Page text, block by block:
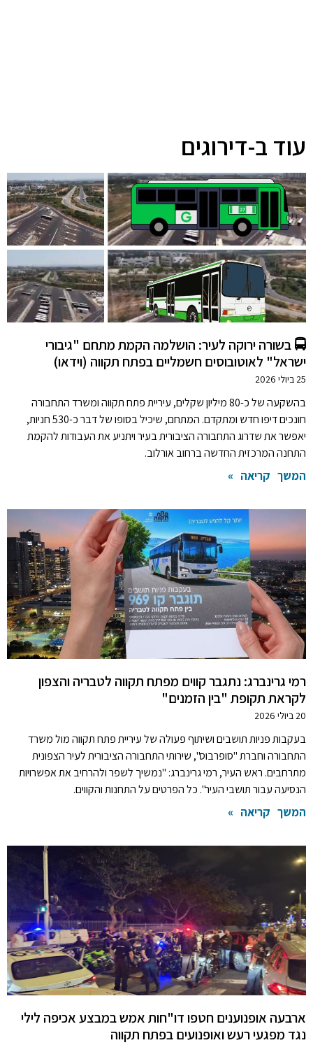
עוד ב-דירוגים
🚍 בשורה ירוקה לעיר: הושלמה הקמת מתחם "גיבורי
ישראל" לאוטובוסים חשמליים בפתח תקווה (וידאו)
25 ביולי 2026
בהשקעה של כ-80 מיליון שקלים, עיריית פתח תקווה ומשרד התחבורה
חונכים דיפו חדש ומתקדם. המתחם, שיכיל בסופו של דבר כ-530 חניות,
יאפשר את שדרוג התחבורה הציבורית בעיר ויתניע את העבודות להקמת
התחנה המרכזית החדשה ברחוב אורלוב.
המשך קריאה »
רמי גרינברג: נתגבר קווים מפתח תקווה לטבריה והצפון
לקראת תקופת "בין הזמנים"
20 ביולי 2026
בעקבות פניות תושבים ושיתוף פעולה של עיריית פתח תקווה מול משרד
התחבורה וחברת "סופרבוס", שירותי התחבורה הציבורית לעיר הצפונית
מתרחבים. ראש העיר, רמי גרינברג: "נמשיך לשפר ולהרחיב את אפשרויות
הנסיעה עבור תושבי העיר". כל הפרטים על התחנות והקווים.
המשך קריאה »
ארבעה אופנוענים חטפו דו"חות אמש במבצע אכיפה לילי
נגד מפגעי רעש ואופנועים בפתח תקווה